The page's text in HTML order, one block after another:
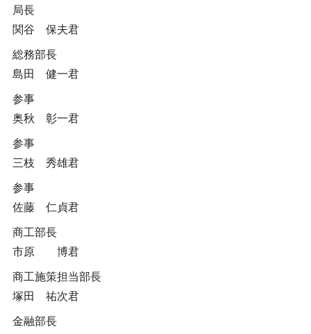
局長
関谷 保夫君
総務部長
島田 健一君
参事
奥秋 彰一君
参事
三枝 秀雄君
参事
佐藤 仁貞君
商工部長
市原 博君
商工施策担当部長
塚田 祐次君
金融部長